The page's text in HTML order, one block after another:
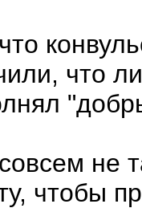
что
не
чтобы